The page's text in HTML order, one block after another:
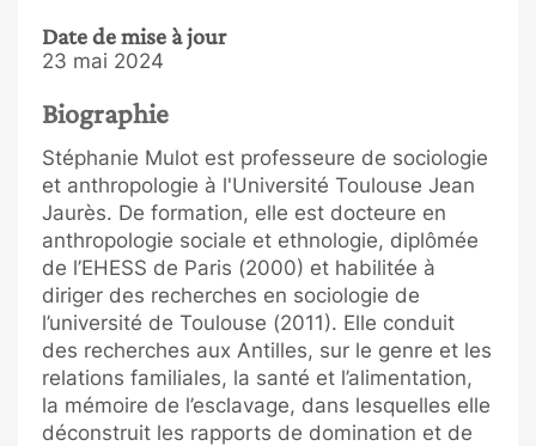
Date de mise à jour
23 mai 2024
Biographie
Stéphanie Mulot est professeure de sociologie
et anthropologie à l'Université Toulouse Jean
Jaurès. De formation, elle est docteure en
anthropologie sociale et ethnologie, diplômée
de l’EHESS de Paris (2000) et habilitée à
diriger des recherches en sociologie de
l’université de Toulouse (2011). Elle conduit
des recherches aux Antilles, sur le genre et les
relations familiales, la santé et l’alimentation,
la mémoire de l’esclavage, dans lesquelles elle
déconstruit les rapports de domination et de